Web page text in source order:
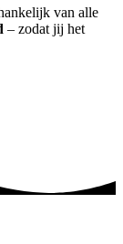
van alle
– zodat jij het